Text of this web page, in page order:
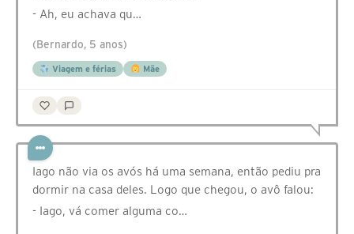
- Ah, eu achava qu…
(Bernardo, 5 anos)
Viagem e férias Mãe
Iago não via os avós há uma semana, então pediu pra
dormir na casa deles. Logo que chegou, o avô falou:
- Iago, vá comer alguma co…